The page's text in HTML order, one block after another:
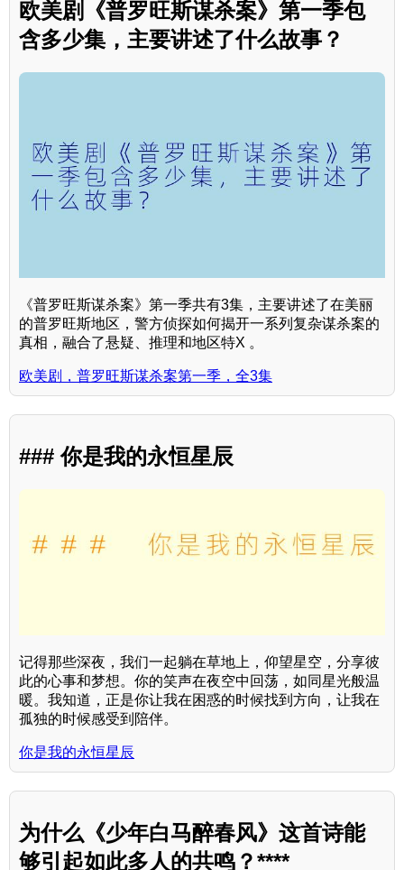
欧美剧《普罗旺斯谋杀案》第一季包
含多少集，主要讲述了什么故事？
《普罗旺斯谋杀案》第一季共有3集，主要讲述了在美丽
的普罗旺斯地区，警方侦探如何揭开一系列复杂谋杀案的
真相，融合了悬疑、推理和地区特X 。
欧美剧，普罗旺斯谋杀案第一季，全3集
### 你是我的永恒星辰
记得那些深夜，我们一起躺在草地上，仰望星空，分享彼
此的心事和梦想。你的笑声在夜空中回荡，如同星光般温
暖。我知道，正是你让我在困惑的时候找到方向，让我在
孤独的时候感受到陪伴。
你是我的永恒星辰
为什么《少年白马醉春风》这首诗能
够引起如此多人的共鸣？****